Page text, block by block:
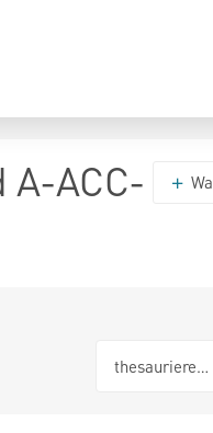
A-ACC-
thesaurierend